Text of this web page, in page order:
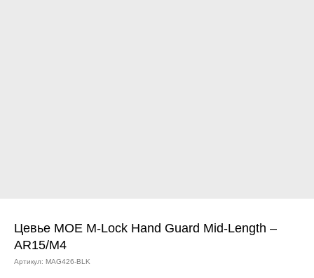
Цевье MOE M-Lock Hand Guard Mid-Length –
AR15/M4
Артикул: MAG426-BLK